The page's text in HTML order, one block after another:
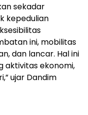
sekadar
kepedulian
ini, mobilitas
dan lancar. Hal ini
aktivitas ekonomi,
ujar Dandim